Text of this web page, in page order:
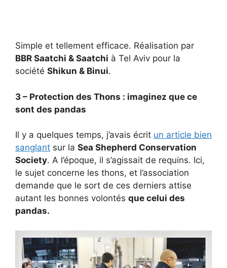
Simple et tellement efficace. Réalisation par
BBR Saatchi & Saatchi à Tel Aviv pour la
société Shikun & Binui.
3 – Protection des Thons : imaginez que ce
sont des pandas
Il y a quelques temps, j’avais écrit un article bien
sanglant sur la Sea Shepherd Conservation
Society. A l’époque, il s’agissait de requins. Ici,
le sujet concerne les thons, et l’association
demande que le sort de ces derniers attise
autant les bonnes volontés que celui des
pandas.